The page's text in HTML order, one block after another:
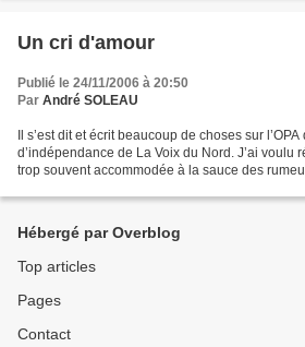
Un cri d'amour
Publié le 24/11/2006 à 20:50
Par André SOLEAU
Il s’est dit et écrit beaucoup de choses sur
d’indépendance de La Voix du Nord. J’ai voulu
trop souvent accommodée à la sauce des
Hébergé par Overblog
Top articles
Pages
Contact